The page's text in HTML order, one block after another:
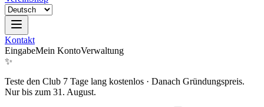
Kontakt
EingabeMein KontoVerwaltung
✨
Teste den Club 7 Tage lang kostenlos · Danach Gründungspreis.
Nur bis zum 31. August.